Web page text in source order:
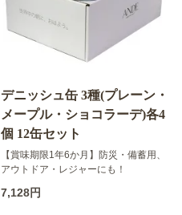
デニッシュ缶 3種(プレーン・
メープル・ショコラーデ)各4
個 12缶セット
【賞味期限1年6か月】防災・備蓄用、
アウトドア・レジャーにも！
7,128円